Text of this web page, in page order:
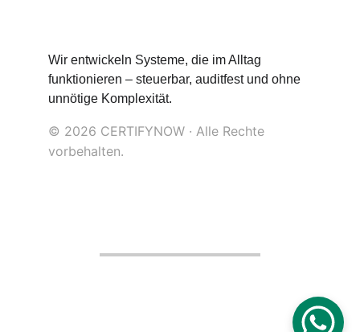
Wir entwickeln Systeme, die im Alltag
funktionieren – steuerbar, auditfest und ohne
unnötige Komplexität.
© 2026 CERTIFYNOW · Alle Rechte
vorbehalten.